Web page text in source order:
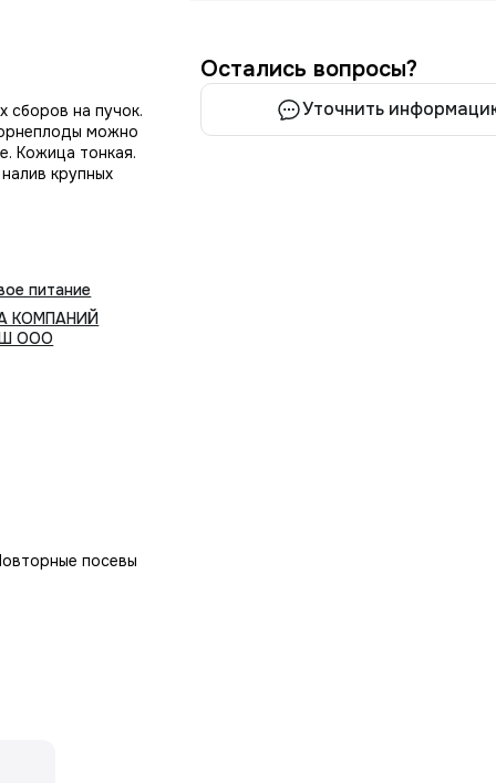
сборов на пучок.
можно
Кожица тонкая.
крупных
питание
КОМПАНИЙ
ООО
посевы
Остались вопросы?
Уточнить